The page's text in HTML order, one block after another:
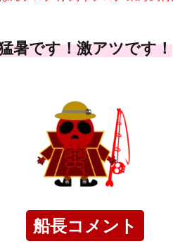
暑です！激アツです！
船長コメント